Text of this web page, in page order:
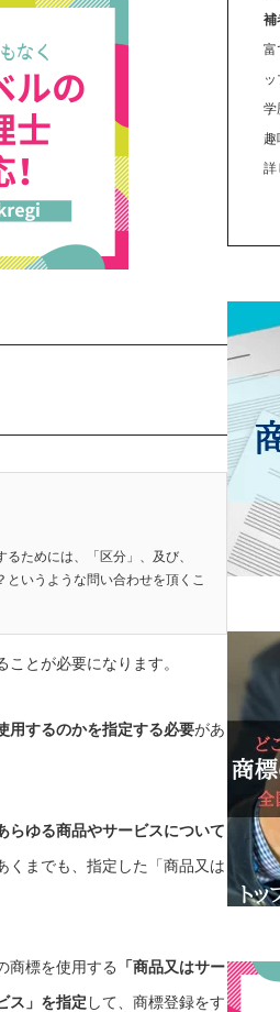
ためには、「区分」、及び、
というような問い合わせを頂くこ
ことが必要になります。
用するのかを指定する必要があ
らゆる商品やサービスについて
くまでも、指定した「商品又は
商標を使用する
「商品又はサー
ス」を指定 して、商標登録をす
補
富
学
趣
詳